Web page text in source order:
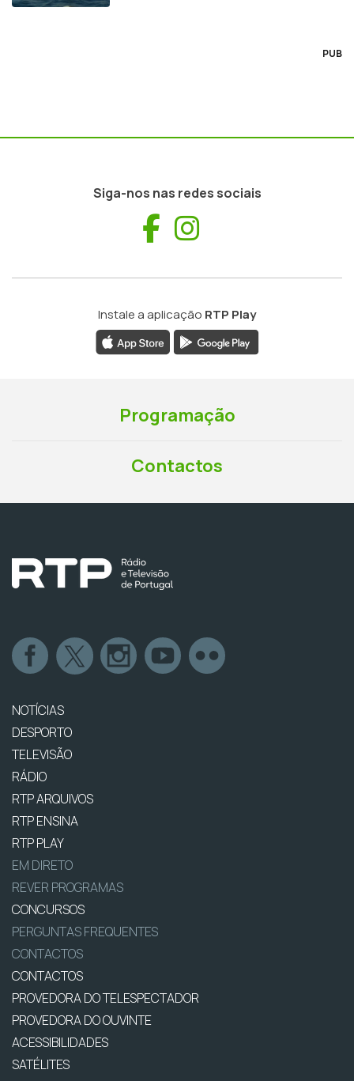
PUB
Siga-nos nas redes sociais
Facebook
Instale a aplicação RTP Play
Programação
Contactos
NOTÍCIAS
DESPORTO
TELEVISÃO
RÁDIO
RTP ARQUIVOS
RTP ENSINA
RTP PLAY
EM DIRETO
REVER PROGRAMAS
CONCURSOS
PERGUNTAS FREQUENTES
CONTACTOS
CONTACTOS
PROVEDORA DO TELESPECTADOR
PROVEDORA DO OUVINTE
ACESSIBILIDADES
SATÉLITES